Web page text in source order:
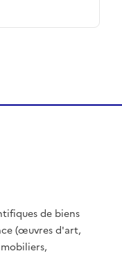
de biens
(œuvres d'art,